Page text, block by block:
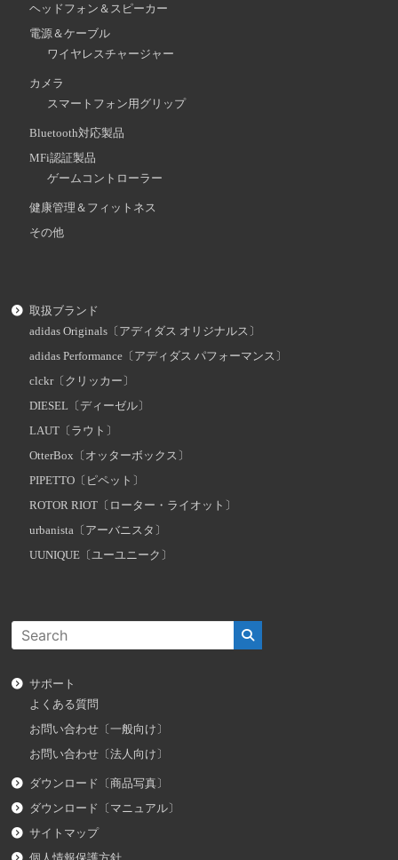
ヘッドフォン＆スピーカー
電源＆ケーブル
ワイヤレスチャージャー
カメラ
スマートフォン用グリップ
Bluetooth対応製品
MFi認証製品
ゲームコントローラー
健康管理＆フィットネス
その他
取扱ブランド
adidas Originals〔アディダス オリジナルス〕
adidas Performance〔アディダス パフォーマンス〕
clckr〔クリッカー〕
DIESEL〔ディーゼル〕
LAUT〔ラウト〕
OtterBox〔オッターボックス〕
PIPETTO〔ピペット〕
ROTOR RIOT〔ローター・ライオット〕
urbanista〔アーバニスタ〕
UUNIQUE〔ユーユニーク〕
サポート
よくある質問
お問い合わせ〔一般向け〕
お問い合わせ〔法人向け〕
ダウンロード〔商品写真〕
ダウンロード〔マニュアル〕
サイトマップ